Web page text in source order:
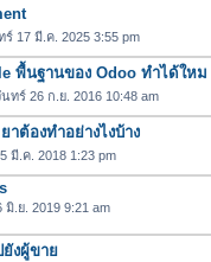
ร์ 17 มี.ค. 2025 3:55 pm
พื้นฐานของ Odoo ทำได้ใหม
ทร์ 26 ก.ย. 2016 10:48 am
าต้องทำอย่างไงบ้าง
มี.ค. 2018 1:23 pm
มิ.ย. 2019 9:21 am
ยังผู้ขาย